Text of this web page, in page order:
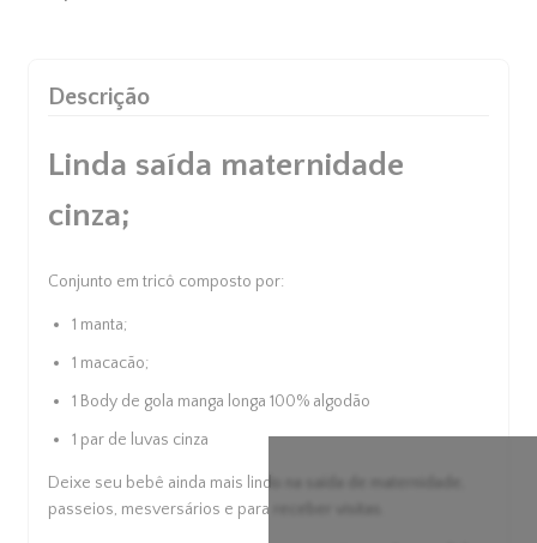
Descrição
Linda saída maternidade
cinza;
Conjunto em tricô composto por:
1 manta;
1 macacão;
1 Body de gola manga longa 100% algodão
1 par de luvas cinza
Deixe seu bebê ainda mais lindo na
passeios, mesversários e para receber visitas.